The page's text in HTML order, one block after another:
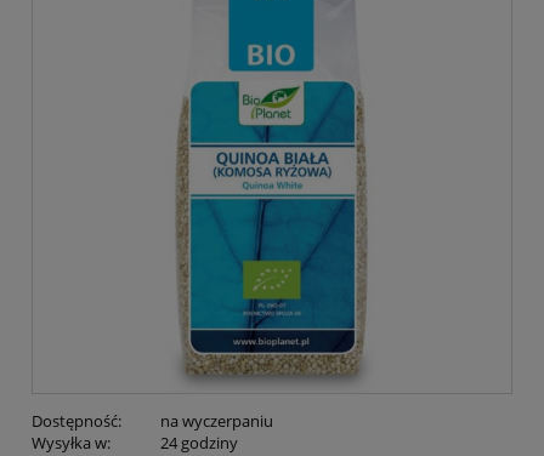
Dostępność:
na wyczerpaniu
Wysyłka w:
24 godziny